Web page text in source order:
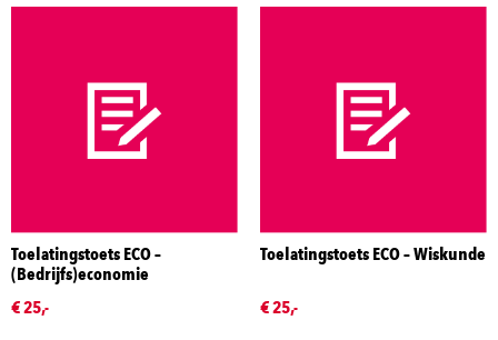
Toelatingstoets ECO –
(Bedrijfs)economie
€ 25,-
Toelatingstoets ECO – Wiskunde
€ 25,-